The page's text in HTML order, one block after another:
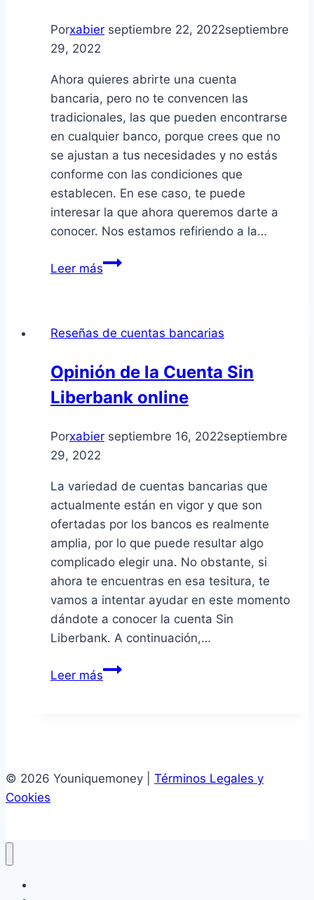
Porxabier septiembre 22, 2022septiembre
29, 2022
Ahora quieres abrirte una cuenta
bancaria, pero no te convencen las
tradicionales, las que pueden encontrarse
en cualquier banco, porque crees que no
se ajustan a tus necesidades y no estás
conforme con las condiciones que
establecen. En ese caso, te puede
interesar la que ahora queremos darte a
conocer. Nos estamos refiriendo a la…
Leer másOpiniones
On
Reseñas de cuentas bancarias
Opinión de la Cuenta Sin
Liberbank online
Porxabier septiembre 16, 2022septiembre
29, 2022
La variedad de cuentas bancarias que
actualmente están en vigor y que son
ofertadas por los bancos es realmente
amplia, por lo que puede resultar algo
complicado elegir una. No obstante, si
ahora te encuentras en esa tesitura, te
vamos a intentar ayudar en este momento
dándote a conocer la cuenta Sin
Liberbank. A continuación,…
Leer másOpinión
online
© 2026 Youniquemoney | Términos Legales y
Cookies